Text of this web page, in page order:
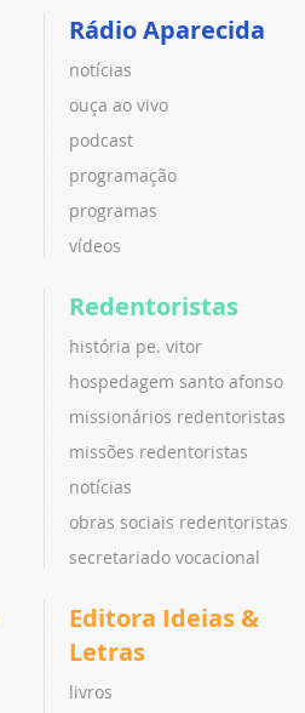
Rádio Aparecida
notícias
ouça ao vivo
podcast
programação
programas
vídeos
Redentoristas
história pe. vitor
hospedagem santo afonso
missionários redentoristas
missões redentoristas
notícias
obras sociais redentoristas
secretariado vocacional
Editora Ideias &
Letras
livros